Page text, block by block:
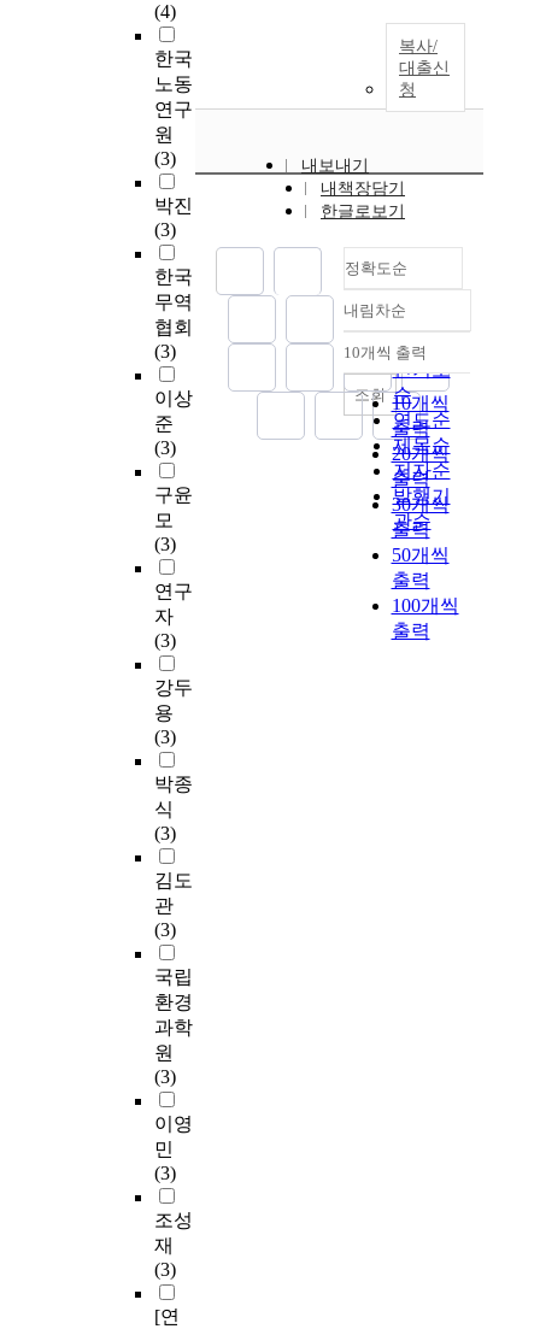
(4)
한국
노동
연구
원
(3)
박진
(3)
한국
무역
협회
(3)
이상
준
(3)
구윤
모
(3)
연구
자
(3)
강두
용
(3)
박종
식
(3)
김도
관
(3)
국립
환경
과학
원
(3)
이영
민
(3)
조성
재
(3)
[연
복사/
대출신
청
내보내기
내책장담기
한글로보기
정확도순
정확도
순
인기도
순
연도순
제목순
저자순
발행기
관순
내림차순
내림차순
10개씩 출력
10개씩
출력
20개씩
출력
30개씩
출력
50개씩
출력
100개씩
출력
조회